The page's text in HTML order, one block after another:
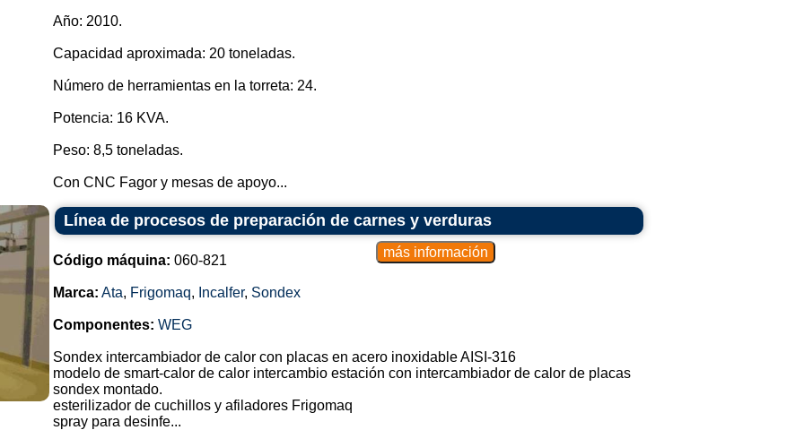
Año: 2010.
Capacidad aproximada: 20 toneladas.
Número de herramientas en la torreta: 24.
Potencia: 16 KVA.
Peso: 8,5 toneladas.
Con CNC Fagor y mesas de apoyo...
Línea de procesos de preparación de carnes y verduras
Código máquina: 060-821
Marca: Ata, Frigomaq, Incalfer, Sondex
Componentes: WEG
Sondex intercambiador de calor con placas en acero inoxidable AISI-316
modelo de smart-calor de calor intercambio estación con intercambiador de calor de placas
sondex montado.
esterilizador de cuchillos y afiladores Frigomaq
spray para desinfe...